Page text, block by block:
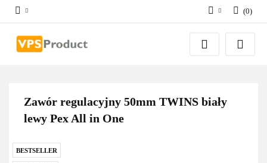
Zaloguj się
Zarejestruj się
(0)
Zawór regulacyjny 50mm TWINS biały
lewy Pex All in One
BESTSELLER